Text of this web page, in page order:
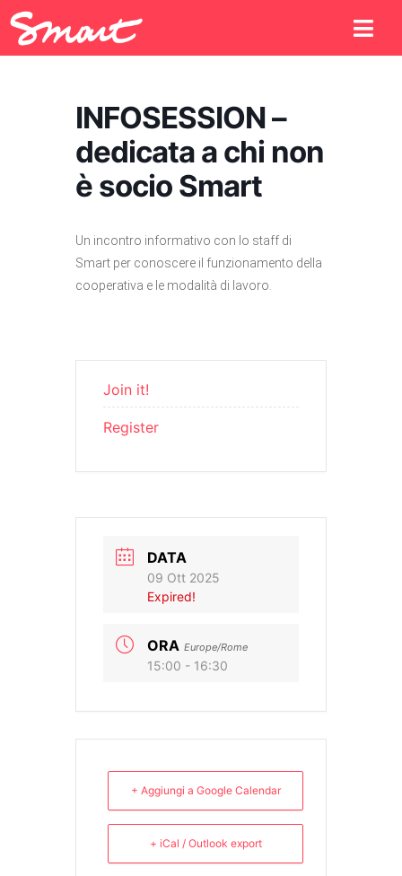
INFOSESSION –
dedicata a chi non
è socio Smart
Un incontro informativo con lo staff di
Smart per conoscere il funzionamento della
cooperativa e le modalità di lavoro.
Join it!
Register
DATA
09 Ott 2025
Expired!
ORA Europe/Rome
15:00 - 16:30
+ Aggiungi a Google Calendar
+ iCal / Outlook export